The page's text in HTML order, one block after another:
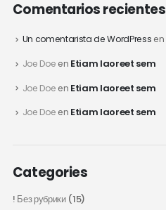
Comentarios recientes
Un comentarista de WordPress en
Joe Doe en Etiam laoreet sem
Joe Doe en Etiam laoreet sem
Joe Doe en Etiam laoreet sem
Categories
! Без рубрики(15)